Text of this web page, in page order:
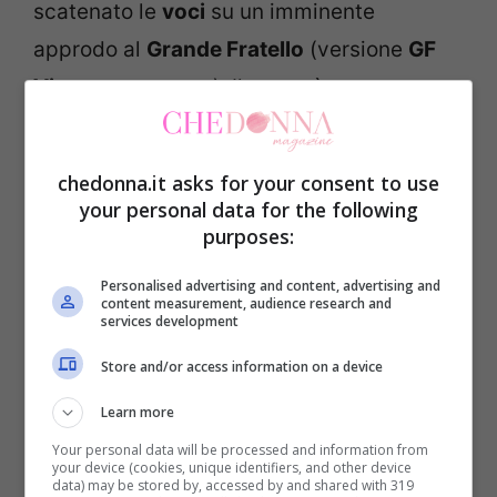
scatenato le voci su un imminente
approdo al Grande Fratello (versione GF
Vipo nuovo corso). Il rumor è stato
rilanciato dall’esperto di spettacolo
Martina De Ioannonavrebbero sostenuto il
reality, alimentando l’ipotesi
di un ingresso nel
cast
della prossima
edizione.
Secondo i presenti, l’ex volto del dating
show è stato tra i primi ad arrivare e tra gli
ultimi a lasciare la sala, segno di un invito
chedonna.it asks for your consent to use
your personal data for the following
purposes:
Personalised advertising and content, advertising and
content measurement, audience research and
services development
Store and/or access information on a device
Learn more
Your personal data will be processed and information from
your device (cookies, unique identifiers, and other device
data) may be stored by, accessed by and shared with 319